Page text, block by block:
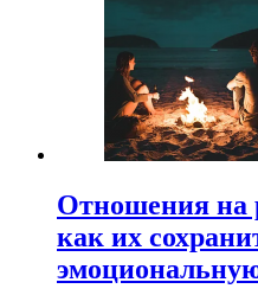
Отношения на
как их